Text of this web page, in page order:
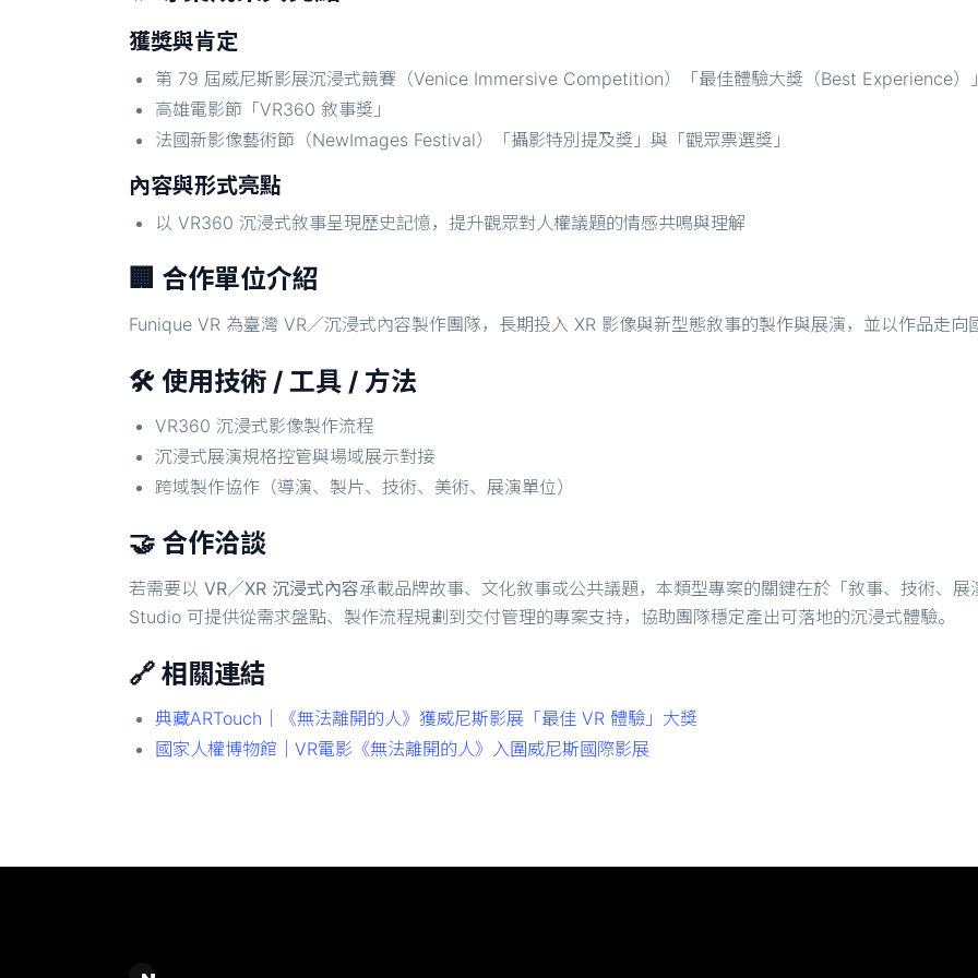
獲獎與肯定
第 79 屆威尼斯影展沉浸式競賽（Venice Immersive Competition）「最佳體驗大獎（Best Experience）」
高雄電影節「VR360 敘事獎」
法國新影像藝術節（NewImages Festival）「攝影特別提及獎」與「觀眾票選獎」
內容與形式亮點
以 VR360 沉浸式敘事呈現歷史記憶，提升觀眾對人權議題的情感共鳴與理解
🏢 合作單位介紹
Funique VR 為臺灣 VR／沉浸式內容製作團隊，長期投入 XR 影像與新型態敘事的製作與展演，並以作品走向
🛠️ 使用技術 / 工具 / 方法
VR360 沉浸式影像製作流程
沉浸式展演規格控管與場域展示對接
跨域製作協作（導演、製片、技術、美術、展演單位）
🤝 合作洽談
若需要以 VR／XR 沉浸式內容承載品牌故事、文化敘事或公共議題，本類型專案的關鍵在於「敘事、技術、
Studio 可提供從需求盤點、製作流程規劃到交付管理的專案支持，協助團隊穩定產出可落地的沉浸式體驗。
🔗 相關連結
典藏ARTouch｜《無法離開的人》獲威尼斯影展「最佳 VR 體驗」大獎
國家人權博物館｜VR電影《無法離開的人》入圍威尼斯國際影展